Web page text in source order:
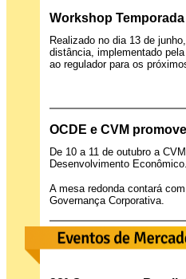
Workshop
Realizado no dia 13 de
distância, implementado
ao regulador para os
OCDE e CVM
De 10 a 11 de outubro a
Desenvolvimento
A mesa redonda contará
Governança Corporativa.